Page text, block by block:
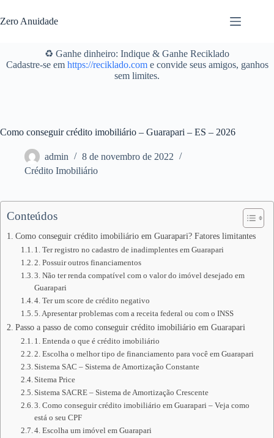
para
o
Zero Anuidade
♻️ Ganhe dinheiro: Indique & Ganhe Reciklado
Cadastre-se em https://reciklado.come convide seus amigos, ganhos
sem limites.
Como conseguir crédito imobiliário – Guarapari – ES – 2026
admin
8 de novembro de 2022
Crédito Imobiliário
Conteúdos
Como conseguir crédito imobiliário em Guarapari? Fatores limitantes
1. Ter registro no cadastro de inadimplentes em Guarapari
2. Possuir outros financiamentos
3. Não ter renda compatível com o valor do imóvel desejado em
Guarapari
4. Ter um score de crédito negativo
5. Apresentar problemas com a receita federal ou com o INSS
Passo a passo de como conseguir crédito imobiliário em Guarapari
1. Entenda o que é crédito imobiliário
2. Escolha o melhor tipo de financiamento para você em Guarapari
Sistema SAC – Sistema de Amortização Constante
Sitema Price
Sistema SACRE – Sistema de Amortização Crescente
3. Como conseguir crédito imobiliário em Guarapari – Veja como
está o seu CPF
4. Escolha um imóvel em Guarapari